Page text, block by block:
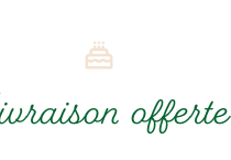
offerte